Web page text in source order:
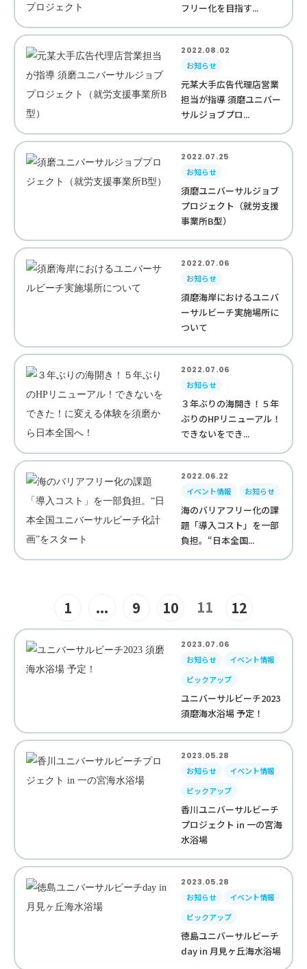
フリー化を目指す...
2022.08.02
お知らせ
元某大手広告代理店営業
担当が指導 須磨ユニバー
サルジョブプロ...
2022.07.25
お知らせ
須磨ユニバーサルジョブ
プロジェクト（就労支援
事業所B型）
2022.07.06
お知らせ
須磨海岸におけるユニバ
ーサルビーチ実施場所に
ついて
2022.07.06
お知らせ
３年ぶりの海開き！５年
ぶりのHPリニューアル！
できないをでき...
2022.06.22
イベント情報
お知らせ
海のバリアフリー化の課
題「導入コスト」を一部
負担。“日本全国...
1 ... 9 10 11 12
2023.07.06
お知らせ
イベント情報
ピックアップ
ユニバーサルビーチ2023
須磨海水浴場 予定！
2023.05.28
お知らせ
イベント情報
ピックアップ
香川ユニバーサルビーチ
プロジェクト in 一の宮海
水浴場
2023.05.28
お知らせ
イベント情報
ピックアップ
徳島ユニバーサルビーチ
day in 月見ヶ丘海水浴場